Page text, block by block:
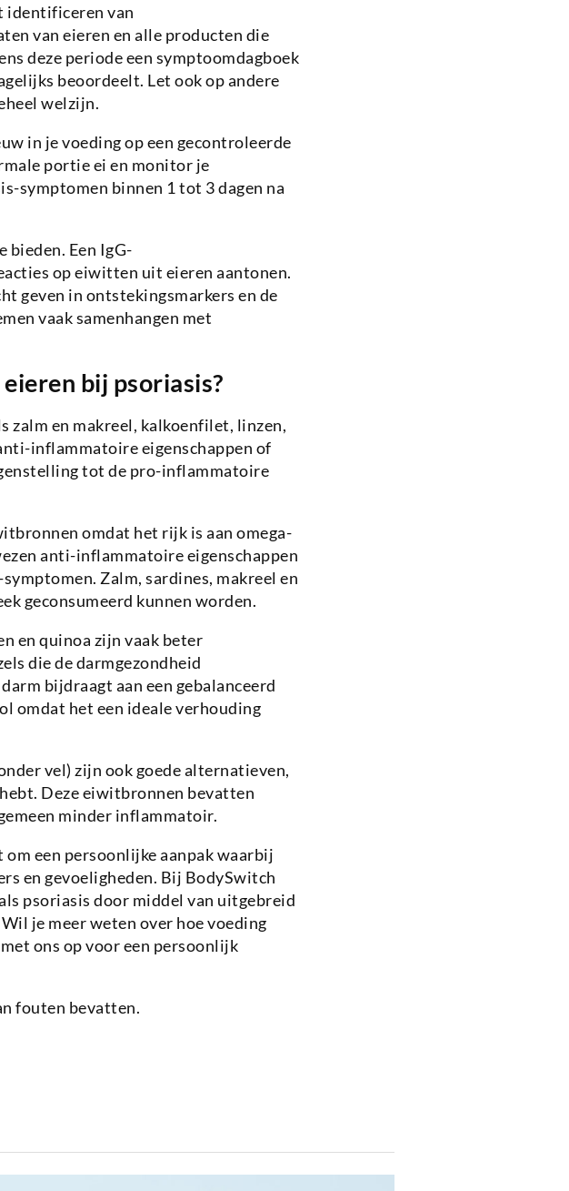
identificeren van
van eieren en alle producten die
deze periode een symptoomdagboek
beoordeelt. Let ook op andere
welzijn.
in je voeding op een gecontroleerde
portie ei en monitor je
symptomen binnen 1 tot 3 dagen na
Een IgG-
op eiwitten uit eieren aantonen.
geven in ontstekingsmarkers en de
vaak samenhangen met
bij psoriasis?
en makreel, kalkoenfilet, linzen,
inflammatoire eigenschappen of
tot de pro-inflammatoire
omdat het rijk is aan omega-
anti-inflammatoire eigenschappen
Zalm, sardines, makreel en
geconsumeerd kunnen worden.
en quinoa zijn vaak beter
die de darmgezondheid
bijdraagt aan een gebalanceerd
omdat het een ideale verhouding
vel) zijn ook goede alternatieven,
Deze eiwitbronnen bevatten
minder inflammatoir.
een persoonlijke aanpak waarbij
en gevoeligheden. Bij BodySwitch
psoriasis door middel van uitgebreid
je meer weten over hoe voeding
met ons op voor een persoonlijk
fouten bevatten.